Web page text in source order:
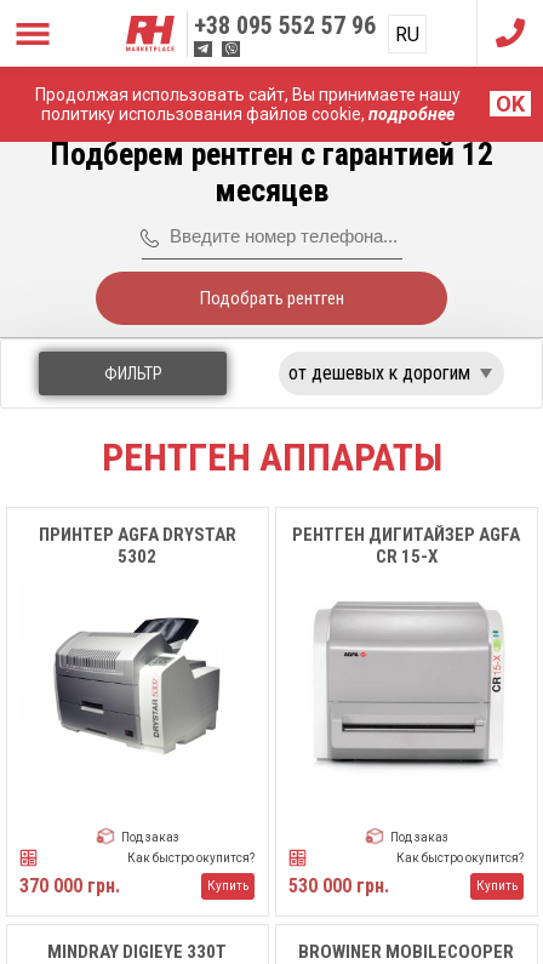
Продолжая использовать сайт, Вы принимаете нашу
политику использования файлов cookie, подробнее OK
+38 095 552 57 96 RU
UA
Главная Рентген Аппараты
Подберем рентген с гарантией 12
месяцев
Подобрать рентген
ФИЛЬТР
РЕНТГЕН АППАРАТЫ
ПРИНТЕР AGFA DRYSTAR
5302
Под заказ
Как быстро окупится?
370 000 грн. Купить
РЕНТГЕН ДИГИТАЙЗЕР AGFA
CR 15-X
Под заказ
Как быстро окупится?
530 000 грн. Купить
MINDRAY DIGIEYE 330T BROWINER MOBILECOOPER